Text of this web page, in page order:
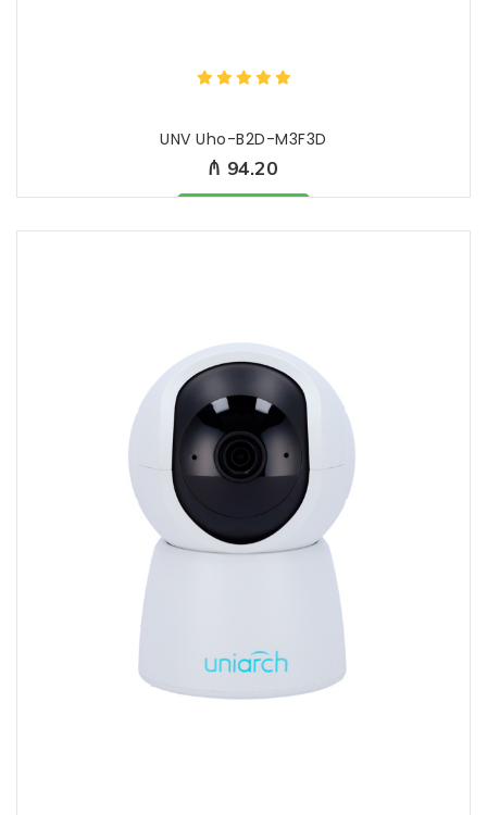
UNV Uho-B2D-M3F3D
₼ 94.20
Məhsul mövcüddur